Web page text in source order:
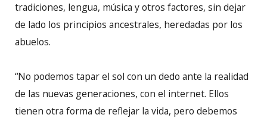
tradiciones, lengua, música y otros factores, sin dejar
de lado los principios ancestrales, heredadas por los
abuelos.
“No podemos tapar el sol con un dedo ante la realidad
de las nuevas generaciones, con el internet. Ellos
tienen otra forma de reflejar la vida, pero debemos